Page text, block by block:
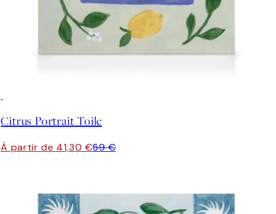
Citrus Portrait Toile
À partir de 41,30 €59 €